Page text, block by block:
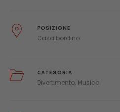
POSIZIONE
Casalbordino
CATEGORIA
Divertimento Musica